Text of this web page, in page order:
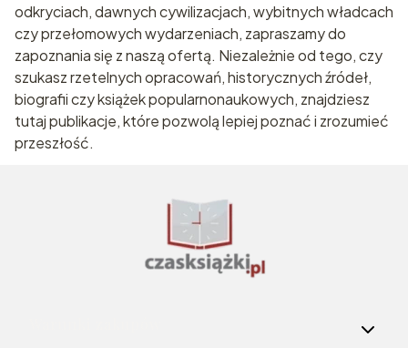
odkryciach, dawnych cywilizacjach, wybitnych władcach
czy przełomowych wydarzeniach, zapraszamy do
zapoznania się z naszą ofertą. Niezależnie od tego, czy
szukasz rzetelnych opracowań, historycznych źródeł,
biografii czy książek popularnonaukowych, znajdziesz
tutaj publikacje, które pozwolą lepiej poznać i zrozumieć
przeszłość.